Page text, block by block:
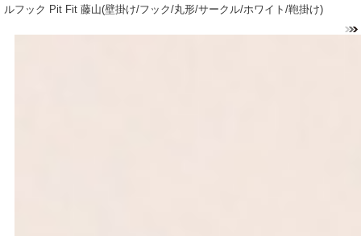
ルフック Pit Fit 藤山(壁掛け/フック/丸形/サークル/ホワイト/鞄掛け)